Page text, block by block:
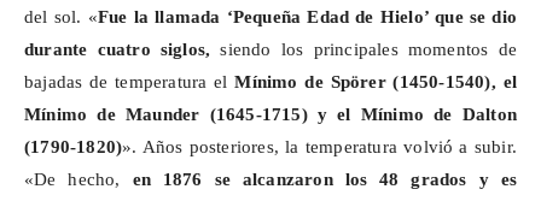
del sol. «Fue la llamada ‘Pequeña Edad de Hielo’ que se dio
durante cuatro siglos,siendo los principales momentos de
bajadas de temperatura elMínimo de Spörer(1450-1540), el
Mínimo de Maunder (1645-1715) y el Mínimo de Dalton
(1790-1820)». Años posteriores, la temperatura volvió a subir.
«De hecho,
en 1876 se alcanzaron los 48 grados y es